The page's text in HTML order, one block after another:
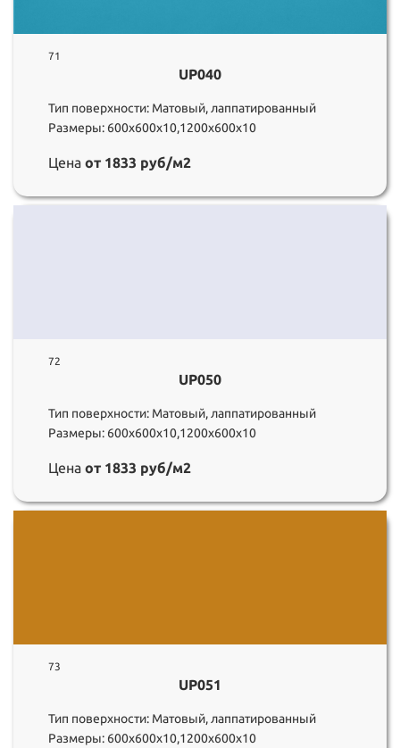
71
UP040
Тип поверхности: Матовый, лаппатированный
Размеры: 600х600х10,1200х600х10
Цена от 1833 руб/м2
72
UP050
Тип поверхности: Матовый, лаппатированный
Размеры: 600х600х10,1200х600х10
Цена от 1833 руб/м2
73
UP051
Тип поверхности: Матовый, лаппатированный
Размеры: 600х600х10,1200х600х10